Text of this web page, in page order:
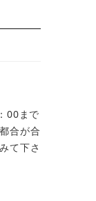
00まで
合が合
て下さ